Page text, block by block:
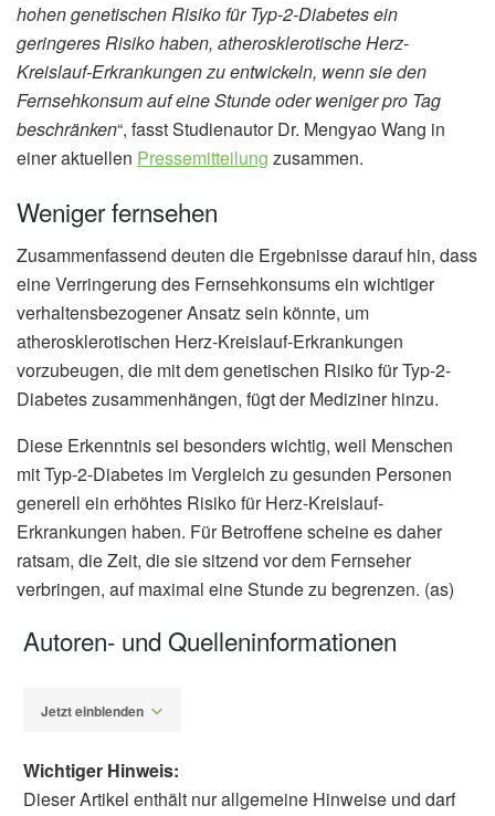
hohen genetischen Risiko für Typ-2-Diabetes ein
geringeres Risiko haben, atherosklerotische Herz-
Kreislauf-Erkrankungen zu entwickeln, wenn sie den
Fernsehkonsum auf eine Stunde oder weniger pro Tag
beschränken“, fasst Studienautor Dr. Mengyao Wang in
einer aktuellen Pressemitteilung zusammen.
Weniger fernsehen
Zusammenfassend deuten die Ergebnisse darauf hin, dass
eine Verringerung des Fernsehkonsums ein wichtiger
verhaltensbezogener Ansatz sein könnte, um
atherosklerotischen Herz-Kreislauf-Erkrankungen
vorzubeugen, die mit dem genetischen Risiko für Typ-2-
Diabetes zusammenhängen, fügt der Mediziner hinzu.
Diese Erkenntnis sei besonders wichtig, weil Menschen
mit Typ-2-Diabetes im Vergleich zu gesunden Personen
generell ein erhöhtes Risiko für Herz-Kreislauf-
Erkrankungen haben. Für Betroffene scheine es daher
ratsam, die Zeit, die sie sitzend vor dem Fernseher
verbringen, auf maximal eine Stunde zu begrenzen. (as)
Autoren- und Quelleninformationen
Jetzt einblenden
Wichtiger Hinweis:
Dieser Artikel enthält nur allgemeine Hinweise und darf